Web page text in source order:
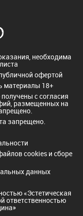
необходима
офертой
материалы 18+
с согласия
размещенных на
запрещено.
cookies и сборе
данных
«Эстетическая
ответственностью